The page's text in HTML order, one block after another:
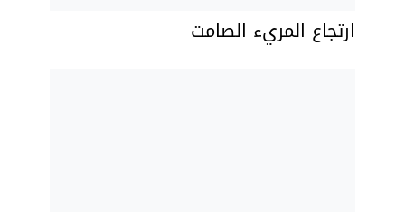
ارتجاع المريء الصامت